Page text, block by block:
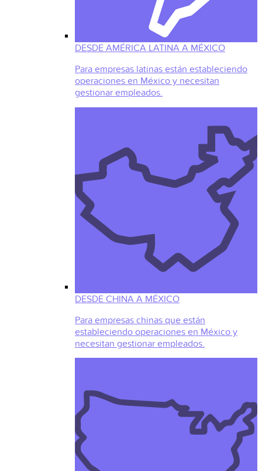
DESDE AMÉRICA LATINA A MÉXICO
Para empresas latinas están estableciendo
operaciones en México y necesitan
gestionar empleados.
DESDE CHINA A MÉXICO
Para empresas chinas que están
estableciendo operaciones en México y
necesitan gestionar empleados.